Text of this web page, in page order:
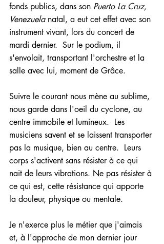
fonds publics, dans son Puerto La Cruz,
Venezuela natal, a eut cet effet avec son
instrument vivant, lors du concert de
mardi dernier.  Sur le podium, il
s'envolait, transportant l'orchestre et la
salle avec lui, moment de Grâce.
Suivre le courant nous mène au sublime,
nous garde dans l'oeil du cyclone, au
centre immobile et lumineux.  Les
musiciens savent et se laissent transporter
pas la musique, bien au centre.  Leurs
corps s'activent sans résister à ce qui
nait de leurs vibrations. Ne pas résister à
ce qui est, cette résistance qui apporte
la douleur, physique ou mentale.
Je n'exerce plus le métier que j'aimais
et, à l'approche de mon dernier jour